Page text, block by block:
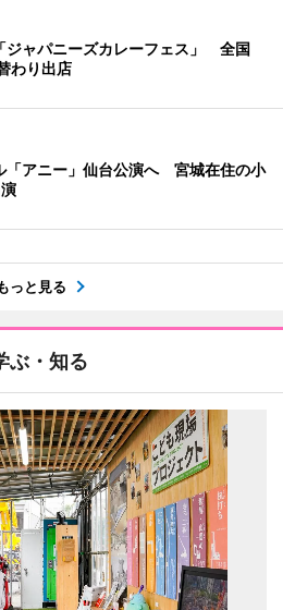
ジャパニーズカレーフェス」 全国
わり出店
「アニー」仙台公演へ 宮城在住の小
っと見る
ぶ・知る